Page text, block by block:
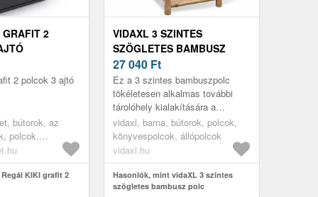
2
2 polcok 3 ajtó
bútorok, az
polcok,
nyitott polcok,
könyves
KIKI grafit 2
VIDAXL 3 SZINTES
SZÖGLETES BAMBUSZ
POLC
27 040 Ft
Ez a 3 szintes bambuszpolc
tökéletesen alkalmas további
tárolóhely kialakítására a
fürdőszobában, nappaliban, és
más helyeken.
vidaxl, barna, bútorok, polcok,
könyvespolcok, állópolcok
vidaxl.hu
Hasonlók, mint vidaXL 3 szintes
szögletes bambusz polc